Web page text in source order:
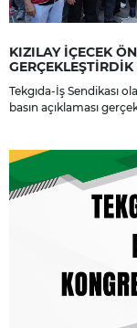
KIZILAY İÇECEK
GERÇEKLEŞTİRDİK
Tekgıda-İş Sendikası
basın açıklaması